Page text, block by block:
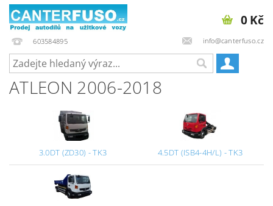
603584895 info@canterfuso.cz
0 Kč
ATLEON 2006-2018
3.0DT (ZD30) - TK3 4.5DT (ISB4-4H/L) - TK3